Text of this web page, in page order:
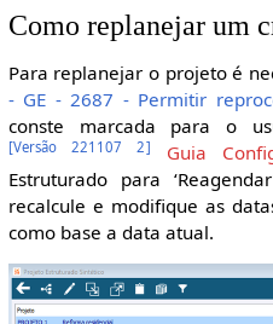
Como replanejar um
Para replanejar o projeto é
- GE - 2687 - Permitir
conste marcada para o
[Versão 221107 2] Guia
Estruturado para
recalcule e modifique as
como base a data atual.